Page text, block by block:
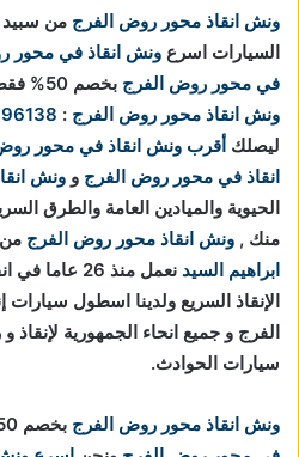
ونش انقاذ محور روض الفرج من سبيد
السيارات اسرع ونش انقاذ في محور
في محور روض الفرج بخصم 50% فقط أتصل بنا الان علي
ونش انقاذ محور روض الفرج :
ليصلك أقرب ونش انقاذ في محور
انقاذ في محور روض الفرج و ونش
الحيوية والميادين العامة والطرق
منك , ونش انقاذ محور روض الفرج من
ابراهيم السيد
نعمل منذ 26
الإنقاذ السريع ولدينا اسطول
الفرج و جميع انحاء الجمهورية لإنقاذ
سيارات الحوادث.
ونش انقاذ محور روض الفرج بخصم 50% لدينا